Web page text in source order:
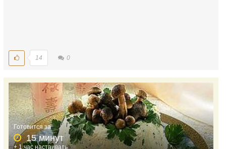
14 0
Готовится за
15 минут
+ 1 час настаивать